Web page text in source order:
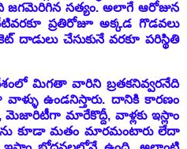
జగమెరిగిన సత్యం. అలాగే ఆరోజున
ప్రతిరోజూ అక్కడ గొడవలు
దాడులు చేసుకునే వరకూ పరిస్థితి
మిగతా వారిని బ్రతకనివ్వరనేది
ఉండనిస్తారు. దానికి కారణం
మెజారిటీగా మారేకొద్దీ, వాళ్లకు ఇస్లాం
కూడా మతం మారమంటారు లేదా